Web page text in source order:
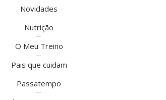
Novidades
Nutrição
O Meu Treino
Pais que cuidam
Passatempo